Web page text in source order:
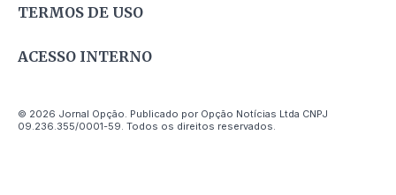
TERMOS DE USO
ACESSO INTERNO
© 2026 Jornal Opção. Publicado por Opção Notícias Ltda CNPJ
09.236.355/0001-59. Todos os direitos reservados.